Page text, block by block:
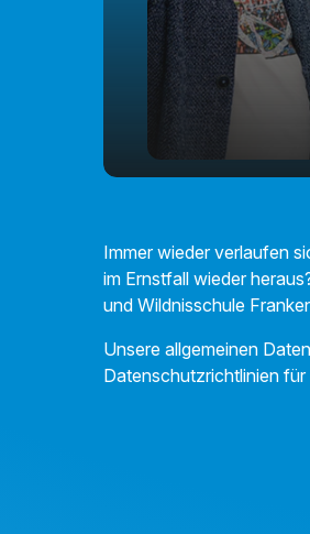
Immer wieder verlaufen
im Ernstfall wieder
und Wildnisschule
Unsere allgemeinen
Datenschutzrichtlinien